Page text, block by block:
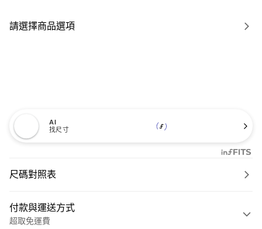
請選擇商品選項
AI
找尺寸
尺碼對照表
付款與運送方式
超取免運費